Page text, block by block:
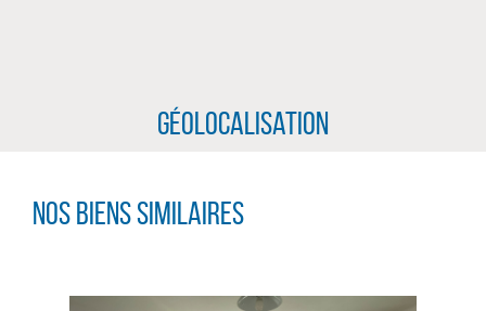
Géolocalisation
Nos biens similaires